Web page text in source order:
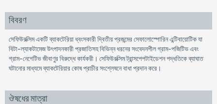
বিবরণ
সেফিউরক্সিম একটি ব্যাকটেরিয়া ধ্বংসকারী দ্বিতীয় প্রজন্মের সেফালোস্পোরিন এন্টিবায়োটিক যা
বিটা-ল্যাকটামেজ উৎপাদনকারী প্রজাতিসহ বিভিন্ন ধরনের সংবেদনশীল গ্রাম-পজিটিভ এবং
গ্রাম-নেগেটিভ জীবাণুর বিরুদ্ধে কার্যকরী। সেফিউরক্সিম ট্রান্সপেপটাইডেশন পদ্ধতিকে ব্যাঘাত
ঘটানোর মাধ্যমে ব্যাকটেরিয়ার কোষ প্রাচীর সংশ্লেষনে বাধা প্রদান করে।
ঔষধের মাত্রা